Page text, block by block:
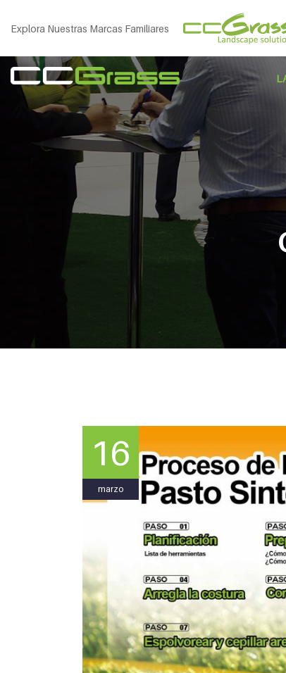
Explora Nuestras Marcas Familiares
16
marzo